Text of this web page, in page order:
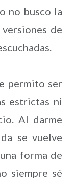
no busco la
de
permito ser
estrictas ni
Al darme
se vuelve
forma de
siempre sé